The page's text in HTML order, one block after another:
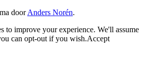
doorAnders Norén.
to improve your experience. We'll assume
can opt-out if you wish.Accept